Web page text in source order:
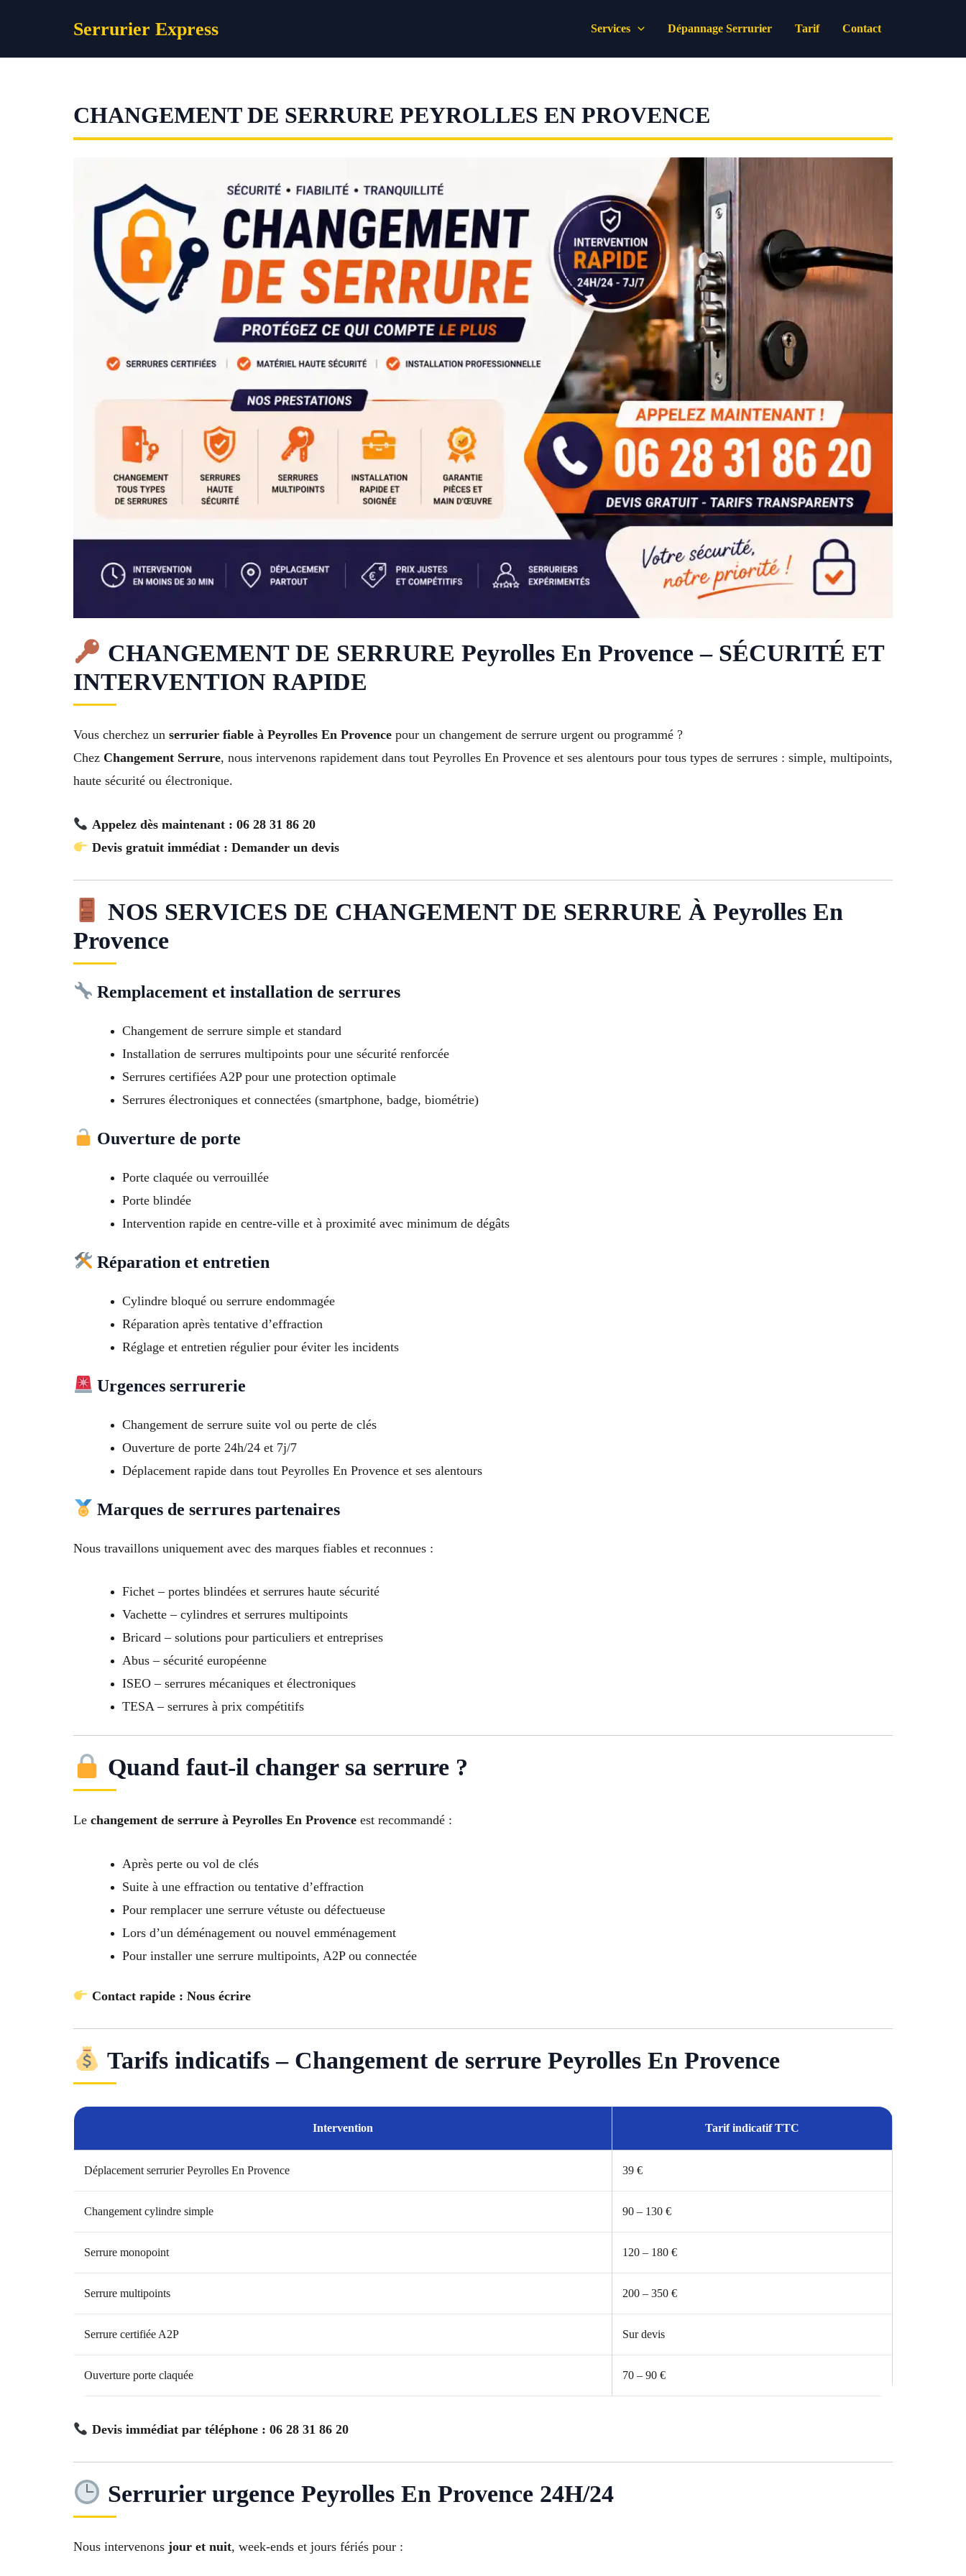
Serrurier Express Services Dépannage Serrurier Tarif Contact
CHANGEMENT DE SERRURE PEYROLLES EN PROVENCE
CHANGEMENT DE SERRURE Peyrolles En Provence – SÉCURITÉ ET
INTERVENTION RAPIDE
Vous cherchez un serrurier fiable à Peyrolles En Provence pour un changement de serrure urgent ou programmé ?
Chez Changement Serrure, nous intervenons rapidement dans tout Peyrolles En Provence et ses alentours pour tous types de serrures : simple, multipoints,
haute sécurité ou électronique.
Appelez dès maintenant : 06 28 31 86 20
Devis gratuit immédiat : Demander un devis
NOS SERVICES DE CHANGEMENT DE SERRURE À Peyrolles En
Provence
Remplacement et installation de serrures
Changement de serrure simple et standard
Installation de serrures multipoints pour une sécurité renforcée
Serrures certifiées A2P pour une protection optimale
Serrures électroniques et connectées (smartphone, badge, biométrie)
Ouverture de porte
Porte claquée ou verrouillée
Porte blindée
Intervention rapide en centre-ville et à proximité avec minimum de dégâts
Réparation et entretien
Cylindre bloqué ou serrure endommagée
Réparation après tentative d’effraction
Réglage et entretien régulier pour éviter les incidents
Urgences serrurerie
Changement de serrure suite vol ou perte de clés
Ouverture de porte 24h/24 et 7j/7
Déplacement rapide dans tout Peyrolles En Provence et ses alentours
Marques de serrures partenaires
Nous travaillons uniquement avec des marques fiables et reconnues :
Fichet – portes blindées et serrures haute sécurité
Vachette – cylindres et serrures multipoints
Bricard – solutions pour particuliers et entreprises
Abus – sécurité européenne
ISEO – serrures mécaniques et électroniques
TESA – serrures à prix compétitifs
Quand faut-il changer sa serrure ?
Le changement de serrure à Peyrolles En Provence est recommandé :
Après perte ou vol de clés
Suite à une effraction ou tentative d’effraction
Pour remplacer une serrure vétuste ou défectueuse
Lors d’un déménagement ou nouvel emménagement
Pour installer une serrure multipoints, A2P ou connectée
Contact rapide : Nous écrire
Tarifs indicatifs – Changement de serrure Peyrolles En Provence
Intervention Tarif indicatif TTC
Déplacement serrurier Peyrolles En Provence 39 €
Changement cylindre simple 90 – 130 €
Serrure monopoint 120 – 180 €
Serrure multipoints 200 – 350 €
Serrure certifiée A2P Sur devis
Ouverture porte claquée 70 – 90 €
Devis immédiat par téléphone : 06 28 31 86 20
Serrurier urgence Peyrolles En Provence 24H/24
Nous intervenons jour et nuit, week-ends et jours fériés pour :